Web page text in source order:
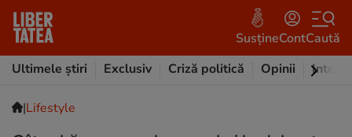
SusțineContCaută
Ultimele știri
Exclusiv Criză politică Opinii
|Lifestyle